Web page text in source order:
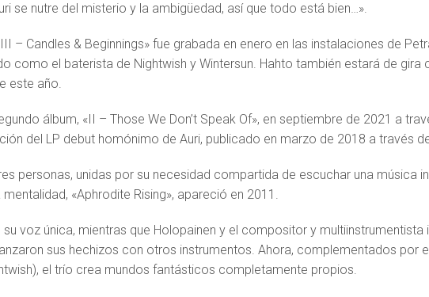
se nutre del misterio y la ambigüedad, así que todo está bien…».
– Candles & Beginnings» fue grabada en enero en las instalaciones de
como el baterista de Nightwish y Wintersun. Hahto también estará de gira
este año.
álbum, «II – Those We Don’t Speak Of», en septiembre de 2021 a
del LP debut homónimo de Auri, publicado en marzo de 2018 a través
personas, unidas por su necesidad compartida de escuchar una música
«Aphrodite Rising», apareció en 2011.
voz única, mientras que Holopainen y el compositor y multiinstrumentista
sus hechizos con otros instrumentos. Ahora, complementados por
el trío crea mundos fantásticos completamente propios.